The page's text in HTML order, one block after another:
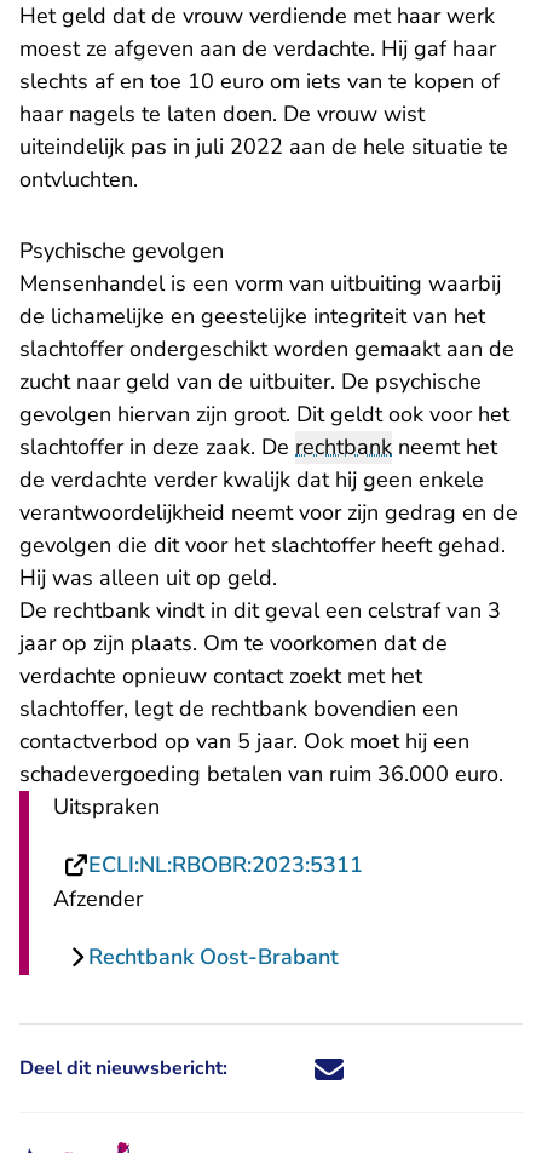
Het geld dat de vrouw verdiende met haar werk
moest ze afgeven aan de verdachte. Hij gaf haar
slechts af en toe 10 euro om iets van te kopen of
haar nagels te laten doen. De vrouw wist
uiteindelijk pas in juli 2022 aan de hele situatie te
ontvluchten.
Psychische gevolgen
Mensenhandel is een vorm van uitbuiting waarbij
de lichamelijke en geestelijke integriteit van het
slachtoffer ondergeschikt worden gemaakt aan de
zucht naar geld van de uitbuiter. De psychische
gevolgen hiervan zijn groot. Dit geldt ook voor het
slachtoffer in deze zaak. De rechtbank neemt het
de verdachte verder kwalijk dat hij geen enkele
verantwoordelijkheid neemt voor zijn gedrag en de
gevolgen die dit voor het slachtoffer heeft gehad.
Hij was alleen uit op geld.
De rechtbank vindt in dit geval een celstraf van 3
jaar op zijn plaats. Om te voorkomen dat de
verdachte opnieuw contact zoekt met het
slachtoffer, legt de rechtbank bovendien een
contactverbod op van 5 jaar. Ook moet hij een
schadevergoeding betalen van ruim 36.000 euro.
Uitspraken
ECLI:NL:RBOBR:2023:5311
Afzender
Rechtbank Oost-Brabant
Deel dit nieuwsbericht: Deel dit nieuwsbericht via X -
Deel dit nieuwsbericht via
Deel dit nieuwsbericht
Deel dit